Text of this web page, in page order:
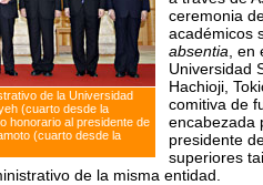
de la Universidad
(cuarto desde la
honorario al presidente de
(cuarto desde la
ceremonia
académicos
absentia ,
Universidad
Hachioji,
comitiva de
encabezada
presidente
superiores
de la misma entidad.